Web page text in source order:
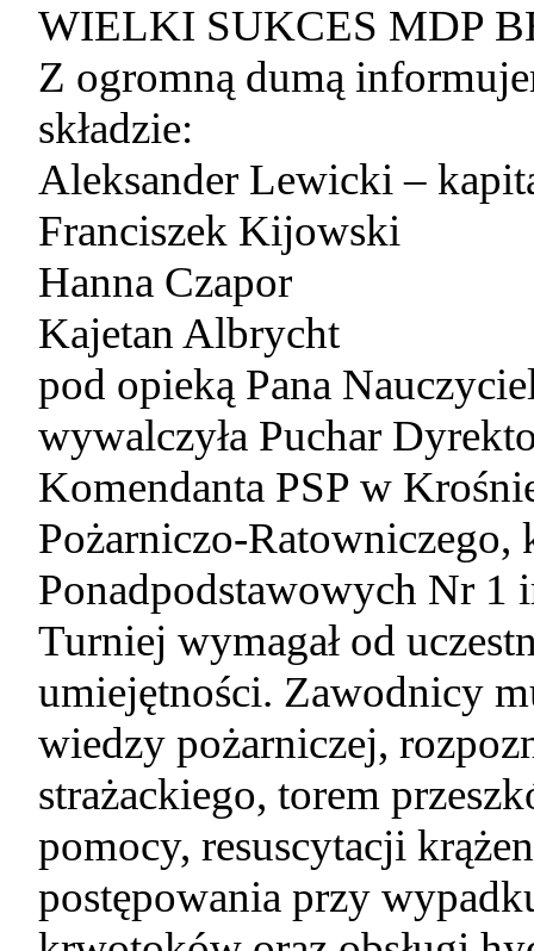
WIELKI SUKCES MDP
Z ogromną dumą
składzie:
Aleksander Lewicki –
Franciszek Kijowski
Hanna Czapor
Kajetan Albrycht
pod opieką Pana
wywalczyła Puchar
Komendanta PSP w
Pożarniczo-Ratowniczego,
Ponadpodstawowych Nr 1
Turniej wymagał od
umiejętności. Zawodnicy
wiedzy pożarniczej,
strażackiego, torem
pomocy, resuscytacji
postępowania przy